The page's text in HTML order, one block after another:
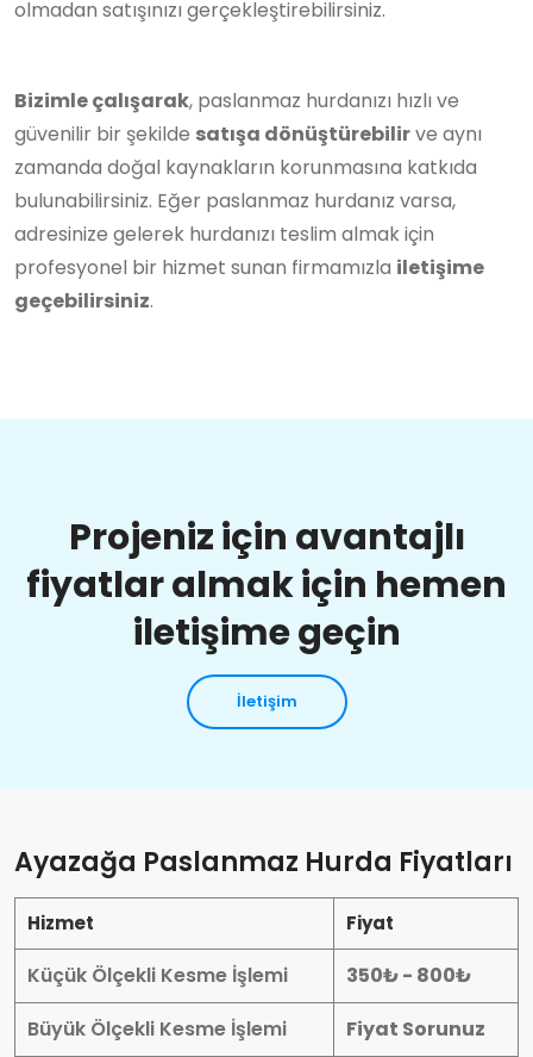
olmadan satışınızı gerçekleştirebilirsiniz.
Bizimle çalışarak, paslanmaz hurdanızı hızlı ve
güvenilir bir şekilde satışa dönüştürebilirve aynı
zamanda doğal kaynakların korunmasına katkıda
bulunabilirsiniz. Eğer paslanmaz hurdanız varsa,
adresinize gelerek hurdanızı teslim almak için
profesyonel bir hizmet sunan firmamızla iletişime
geçebilirsiniz.
Projeniz için avantajlı
fiyatlar almak için hemen
iletişime geçin
İletişim
Ayazağa Paslanmaz Hurda Fiyatları
Hizmet Fiyat
Küçük Ölçekli Kesme İşlemi
350₺ - 800₺
Büyük Ölçekli Kesme İşlemi
Fiyat Sorunuz